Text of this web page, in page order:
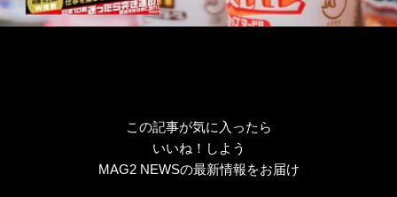
この記事が気に入ったら
いいね！しよう
MAG2 NEWSの最新情報をお届け